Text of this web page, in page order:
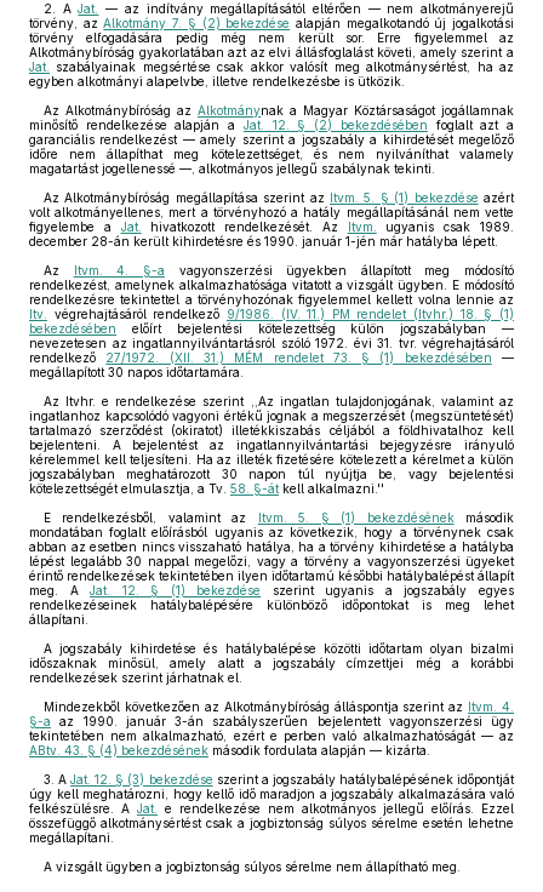
2. AJat.
— az indítvány megállapításától eltérően — nem alkotmányerejű
törvény, azAlkotmány 7. § (2) bekezdése alapján megalkotandó új jogalkotási
törvény elfogadására pedig még nem került sor. Erre figyelemmel az
Alkotmánybíróság gyakorlatában azt az elvi állásfoglalást követi, amely szerint a
Jat.
szabályainak megsértése csak akkor valósít meg alkotmánysértést, ha az
egyben alkotmányi alapelvbe, illetve rendelkezésbe is ütközik.
Az Alkotmánybíróság az Alkotmánynak a Magyar Köztársaságot jogállamnak
minősítő rendelkezése alapján a Jat. 12. § (2) bekezdésében foglalt azt a
garanciális rendelkezést — amely szerint a jogszabály a kihirdetését megelőző
időre nem állapíthat meg kötelezettséget, és nem nyilváníthat valamely
magatartást jogellenessé —, alkotmányos jellegű szabálynak tekinti.
Az Alkotmánybíróság megállapítása szerint az Itvm. 5. § (1) bekezdése azért
volt alkotmányellenes, mert a törvényhozó a hatály megállapításánál nem vette
figyelembe a Jat. hivatkozott rendelkezését. Az Itvm.
ugyanis csak 1989.
december 28-án került kihirdetésre és 1990. január 1-jén már hatályba lépett.
Az
Itvm. 4. §-a vagyonszerzési ügyekben állapított meg módosító
rendelkezést, amelynek alkalmazhatósága vitatott a vizsgált ügyben. E módosító
rendelkezésre tekintettel a törvényhozónak figyelemmel kellett volna lennie az
Itv.
végrehajtásáról rendelkező 9/1986. (IV. 11.) PM rendelet (Itvhr.) 18. § (1)
bekezdésében előírt bejelentési kötelezettség külön jogszabályban —
nevezetesen az ingatlannyilvántartásról szóló 1972. évi 31. tvr. végrehajtásáról
rendelkező 27/1972. (XII. 31.) MÉM rendelet 73. § (1) bekezdésében —
megállapított 30 napos időtartamára.
Az Itvhr. e rendelkezése szerint ,,Az ingatlan tulajdonjogának, valamint az
ingatlanhoz kapcsolódó vagyoni értékű jognak a megszerzését (megszüntetését)
tartalmazó szerződést (okiratot) illetékkiszabás céljából a földhivatalhoz kell
bejelenteni. A bejelentést az ingatlannyilvántartási bejegyzésre irányuló
kérelemmel kell teljesíteni. Ha az illeték fizetésére kötelezett a kérelmet a külön
jogszabályban meghatározott 30 napon túl nyújtja be, vagy bejelentési
kötelezettségét elmulasztja, a Tv. 58. §-át kell alkalmazni.''
E rendelkezésből, valamint az
Itvm. 5. § (1) bekezdésénekmásodik
mondatában foglalt előírásból ugyanis az következik, hogy a törvénynek csak
abban az esetben nincs visszaható hatálya, ha a törvény kihirdetése a hatályba
lépést legalább 30 nappal megelőzi, vagy a törvény a vagyonszerzési ügyeket
érintő rendelkezések tekintetében ilyen időtartamú későbbi hatálybalépést állapít
meg. AJat. 12. § (1) bekezdése
szerint ugyanis a jogszabály egyes
rendelkezéseinek hatálybalépésére különböző időpontokat is meg lehet
állapítani.
A jogszabály kihirdetése és hatálybalépése közötti időtartam olyan bizalmi
időszaknak minősül, amely alatt a jogszabály címzettjei még a korábbi
rendelkezések szerint járhatnak el.
Mindezekből következően az Alkotmánybíróság álláspontja szerint az Itvm. 4.
§-a az 1990. január 3-án szabályszerűen bejelentett vagyonszerzési ügy
tekintetében nem alkalmazható, ezért e perben való alkalmazhatóságát — az
ABtv. 43. § (4) bekezdésének második fordulata alapján — kizárta.
3. AJat. 12. § (3) bekezdése szerint a jogszabály hatálybalépésének időpontját
úgy kell meghatározni, hogy kellő idő maradjon a jogszabály alkalmazására való
felkészülésre. A Jat.
e rendelkezése nem alkotmányos jellegű előírás. Ezzel
összefüggő alkotmánysértést csak a jogbiztonság súlyos sérelme esetén lehetne
megállapítani.
A vizsgált ügyben a jogbiztonság súlyos sérelme nem állapítható meg.